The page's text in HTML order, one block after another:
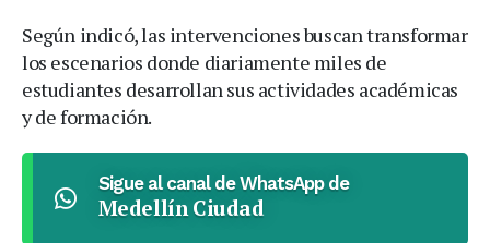
Según indicó, las intervenciones buscan transformar
los escenarios donde diariamente miles de
estudiantes desarrollan sus actividades académicas
y de formación.
Sigue al canal de WhatsApp de
Medellín Ciudad